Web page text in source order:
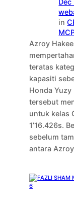
in
Azroy
teratas
kapasiti
Honda
tersebut
untuk kelas
1’16.426s.
sebelum
antara